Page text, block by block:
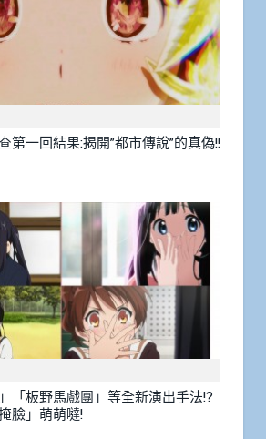
第一回結果:揭開”都市傳說”的真偽!!
「板野馬戲團」等全新演出手法!?
臉」萌萌噠!